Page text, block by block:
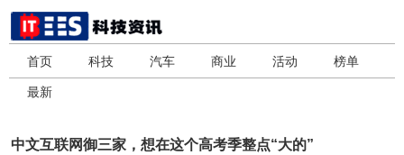
首页 科技 汽车 商业 活动 榜单
最新
中文互联网御三家，想在这个高考季整点“大的”